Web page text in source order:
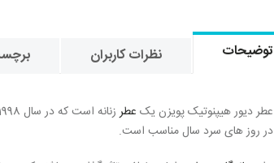
توضیحات نظرات کاربران
عطر دیور هیپنوتیک پویزن یک عطر
در روز های سرد سال مناسب است.